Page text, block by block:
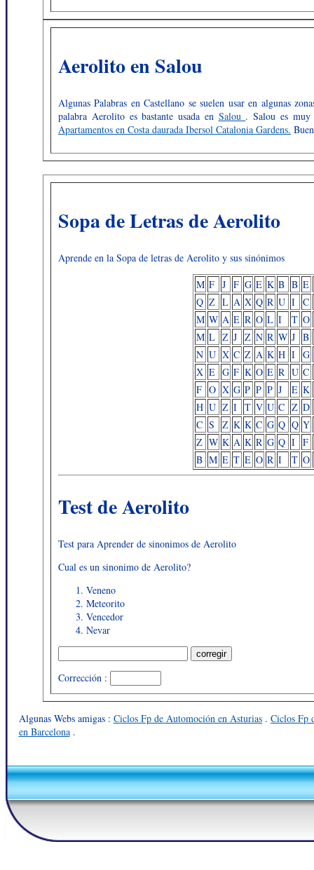
Aerolito en Salou
Algunas Palabras en Castellano se suelen usar en algunas
palabra Aerolito es bastante usada en Salou . Salou es muy
Apartamentos en Costa daurada Ibersol Catalonia Gardens.
Sopa de Letras de Aerolito
Aprende en la Sopa de letras de Aerolito y sus sinónimos
M F J F G E K B B E
Q Z L A X Q R U I C
M W A E R O L I T O
M L Z J Z N R W J B
N U X C Z A K H I G
X E G F K O E R U C
F O X G P P P J E K
H U Z I T V U C Z D
C S Z K K C G Q Q Y
Z W K A K R G Q I F
B M E T E O R I T O
Test de Aerolito
Test para Aprender de sinonimos de Aerolito
Cual es un sinonimo de Aerolito?
Veneno
Meteorito
Vencedor
Nevar
Corrección :
Algunas Webs amigas : Ciclos Fp de Automoción en Asturias.Ciclos Fp
en Barcelona.